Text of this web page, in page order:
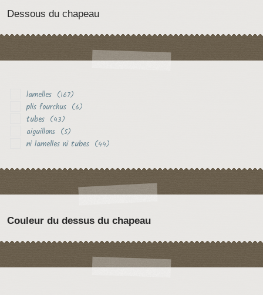
Dessous du chapeau
lamelles (167)
plis fourchus (6)
tubes (43)
aiguillons (5)
ni lamelles ni tubes (44)
Couleur du dessus du chapeau